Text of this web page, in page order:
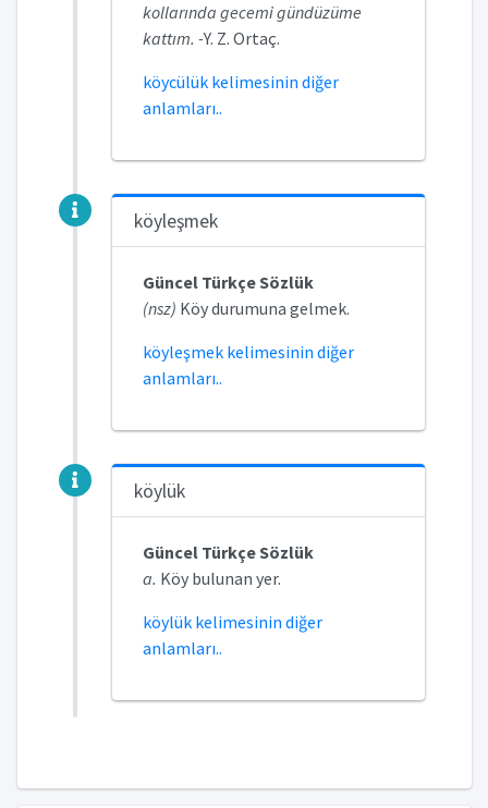
kollarında gecemi gündüzüme
kattım. -Y. Z. Ortaç.
köycülük kelimesinin diğer
anlamları..
köyleşmek
Güncel Türkçe Sözlük
(nsz) Köy durumuna gelmek.
köyleşmek kelimesinin diğer
anlamları..
köylük
Güncel Türkçe Sözlük
a. Köy bulunan yer.
köylük kelimesinin diğer
anlamları..